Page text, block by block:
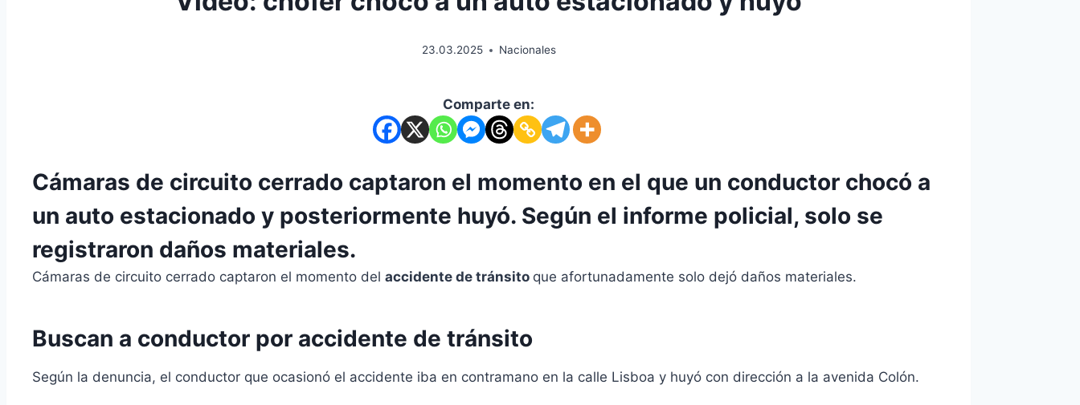
23.03.2025 Nacionales
Comparte en:
Cámaras de circuito cerrado captaron el momento en el que un conductor chocó a
un auto estacionado y posteriormente huyó. Según el informe policial, solo se
registraron daños materiales.
Cámaras de circuito cerrado captaron el momento del accidente de tránsito que afortunadamente solo dejó daños materiales.
Buscan a conductor por accidente de tránsito
Según la denuncia, el conductor que ocasionó el accidente iba en contramano en la calle Lisboa y huyó con dirección a la avenida Colón.